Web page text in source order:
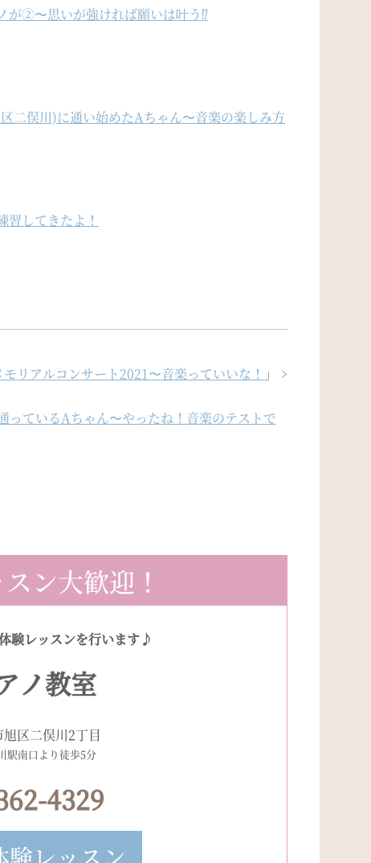
が②〜思いが強ければ願いは叶う⁉︎
二俣川)に通い始めたAちゃん〜音楽の楽しみ方
してきたよ！
リアルコンサート2021〜音楽っていいな！ 」
っているAちゃん〜やったね！音楽のテストで
ン大歓迎！
験レッスンを行います♪
ノ教室
区二俣川2丁目
駅南口より徒歩5分
4329